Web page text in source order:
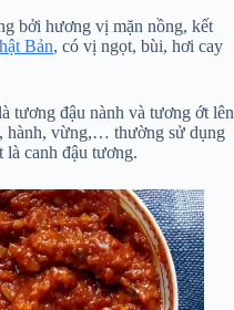
bởi hương vị mặn nồng, kết
Bản, có vị ngọt, bùi, hơi cay
tương đậu nành và tương ớt lên
hành, vừng,… thường sử dụng
là canh đậu tương.